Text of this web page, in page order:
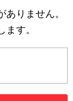
りません。
す。